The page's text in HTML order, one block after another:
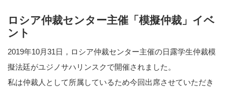
ロシア仲裁センター主催「模擬仲裁」イベ
ント
2019年10月31日，ロシア仲裁センター主催の日露学生仲裁模
擬法廷がユジノサハリンスクで開催されました。
私は仲裁人として所属しているため今回出席させていただき